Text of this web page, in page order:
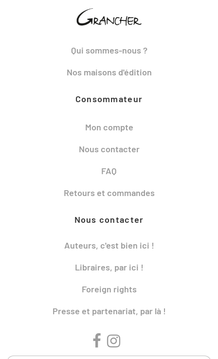
Qui sommes-nous ?
Nos maisons d'édition
Consommateur
Mon compte
Nous contacter
FAQ
Retours et commandes
Nous contacter
Auteurs, c'est bien ici !
Libraires, par ici !
Foreign rights
Presse et partenariat, par là !